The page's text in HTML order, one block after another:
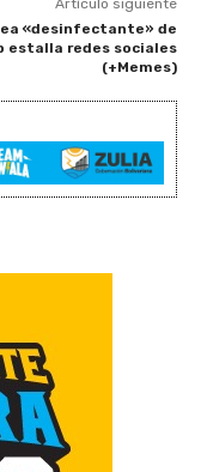
Artículo siguiente
«desinfectante» de
estalla redes sociales
(+Memes)